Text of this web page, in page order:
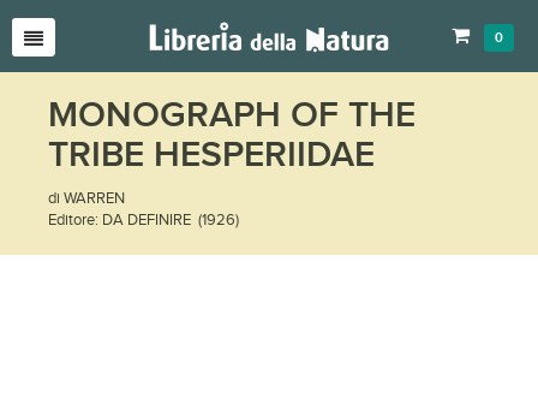
0
MONOGRAPH OF THE
TRIBE HESPERIIDAE
di WARREN
Editore: DA DEFINIRE (1926)